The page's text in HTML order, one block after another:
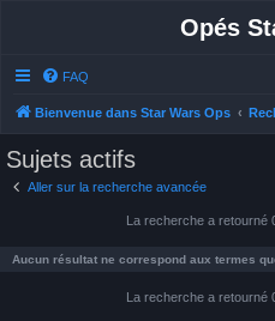
Opés
FAQ
Bienvenue dans Star Wars Ops
Sujets actifs
Aller sur la recherche avancée
La recherche a retourné
Aucun résultat ne correspond aux termes
La recherche a retourné